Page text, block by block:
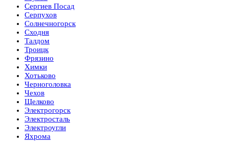
Сергиев Посад
Серпухов
Солнечногорск
Сходня
Талдом
Троицк
Фрязино
Химки
Хотьково
Черноголовка
Чехов
Щелково
Электрогорск
Электросталь
Электроугли
Яхрома